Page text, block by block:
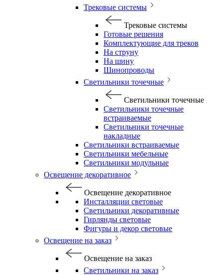
Трековые системы
Трековые системы
Готовые решения
Комплектующие для треков
На струну
На шину
Шинопроводы
Светильники точечные
Светильники точечные
Светильники точечные
встраиваемые
Светильники точечные
накладные
Светильники встраиваемые
Светильники мебельные
Светильники модульные
Освещение декоративное
Освещение декоративное
Инсталляции световые
Светильники декоративные
Гирлянды световые
Фигуры и декор световые
Освещение на заказ
Освещение на заказ
Светильники на заказ